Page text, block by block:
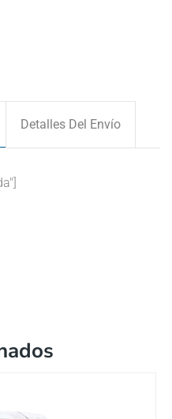
Detalles Del Envío